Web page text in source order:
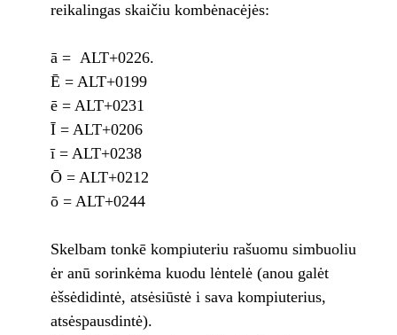
reikalingas skaičiu kombėnacėjės:
ā = ALT+0226.
Ē = ALT+0199
ē = ALT+0231
Ī = ALT+0206
ī = ALT+0238
Ō = ALT+0212
ō = ALT+0244
Skelbam tonkē kompiuteriu rašuomu simbuoliu
ėr anū sorinkėma kuodu lėntelė (anou galėt
ėšsėdidintė, atsėsiūstė i sava kompiuterius,
atsėspausdintė).